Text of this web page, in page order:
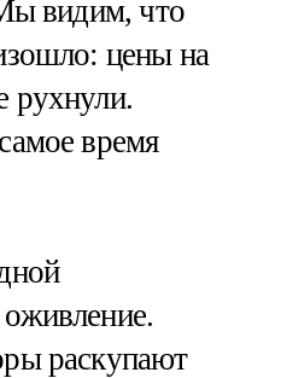
видим, что
цены на
рухнули.
время
раскупают